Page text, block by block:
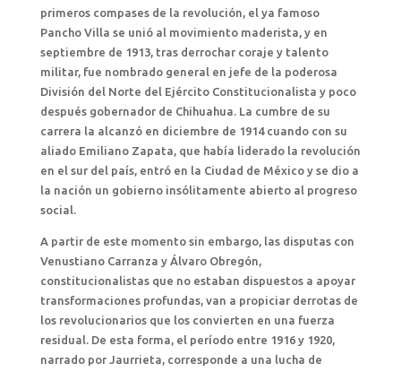
primeros compases de la revolución, el ya famoso
Pancho Villa se unió al movimiento maderista, y en
septiembre de 1913, tras derrochar coraje y talento
militar, fue nombrado general en jefe de la poderosa
División del Norte del Ejército Constitucionalista y poco
después gobernador de Chihuahua. La cumbre de su
carrera la alcanzó en diciembre de 1914 cuando con su
aliado Emiliano Zapata, que había liderado la revolución
en el sur del país, entró en la Ciudad de México y se dio a
la nación un gobierno insólitamente abierto al progreso
social.
A partir de este momento sin embargo, las disputas con
Venustiano Carranza y Álvaro Obregón,
constitucionalistas que no estaban dispuestos a apoyar
transformaciones profundas, van a propiciar derrotas de
los revolucionarios que los convierten en una fuerza
residual. De esta forma, el período entre 1916 y 1920,
narrado por Jaurrieta, corresponde a una lucha de